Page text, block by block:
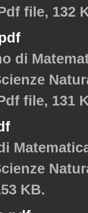
file, 132
di
file, 131
KB.